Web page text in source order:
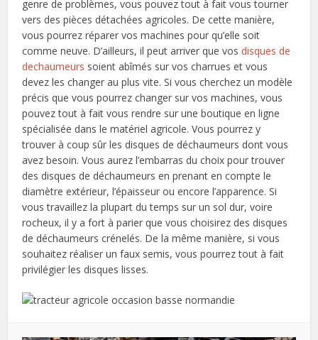
genre de problèmes, vous pouvez tout à fait vous tourner
vers des pièces détachées agricoles. De cette manière,
vous pourrez réparer vos machines pour qu’elle soit
comme neuve. D’ailleurs, il peut arriver que vosdisques de
dechaumeurs soient abîmés sur vos charrues et vous
devez les changer au plus vite. Si vous cherchez un modèle
précis que vous pourrez changer sur vos machines, vous
pouvez tout à fait vous rendre sur une boutique en ligne
spécialisée dans le matériel agricole. Vous pourrez y
trouver à coup sûr les disques de déchaumeurs dont vous
avez besoin. Vous aurez l’embarras du choix pour trouver
des disques de déchaumeurs en prenant en compte le
diamètre extérieur, l’épaisseur ou encore l’apparence. Si
vous travaillez la plupart du temps sur un sol dur, voire
rocheux, il y a fort à parier que vous choisirez des disques
de déchaumeurs crénelés. De la même manière, si vous
souhaitez réaliser un faux semis, vous pourrez tout à fait
privilégier les disques lisses.